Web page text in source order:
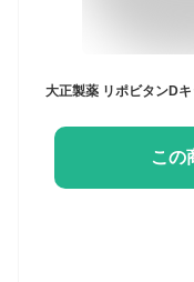
この